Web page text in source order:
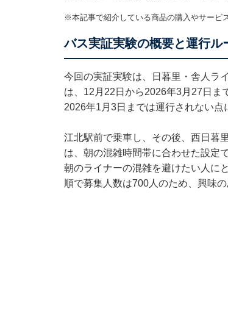
※本記事で紹介している商品の購入やサービ
バス実証実験の概要と運行ル
今回の実証実験は、日暮里・舎人ラ
は、12月22日から2026年3月27日ま
2026年1月3日までは運行されない点
江北駅前で乗車し、その後、西日暮
は、朝の混雑時間帯に合わせた設定
朝のライナーの混雑を避けたい人に
順で募集人数は700人のため、興味